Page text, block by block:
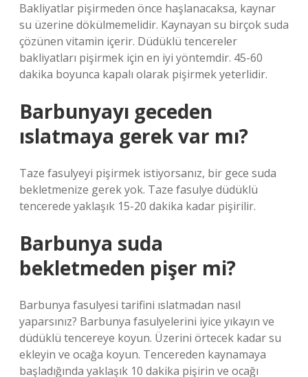
Bakliyatlar pişirmeden önce haşlanacaksa, kaynar
su üzerine dökülmemelidir. Kaynayan su birçok suda
çözünen vitamin içerir. Düdüklü tencereler
bakliyatları pişirmek için en iyi yöntemdir. 45-60
dakika boyunca kapalı olarak pişirmek yeterlidir.
Barbunyayı geceden
ıslatmaya gerek var mı?
Taze fasulyeyi pişirmek istiyorsanız, bir gece suda
bekletmenize gerek yok. Taze fasulye düdüklü
tencerede yaklaşık 15-20 dakika kadar pişirilir.
Barbunya suda
bekletmeden pişer mi?
Barbunya fasulyesi tarifini ıslatmadan nasıl
yaparsınız? Barbunya fasulyelerini iyice yıkayın ve
düdüklü tencereye koyun. Üzerini örtecek kadar su
ekleyin ve ocağa koyun. Tencereden kaynamaya
başladığında yaklaşık 10 dakika pişirin ve ocağı